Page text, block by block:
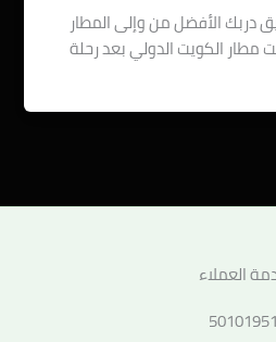
دربك الأفضل من وإلى المطار
الكويت الدولي بعد رحلة
العملاء
50101951